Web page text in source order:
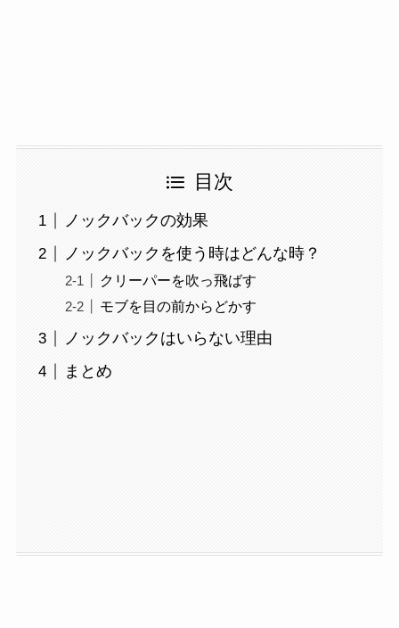
目次
ノックバックの効果
ノックバックを使う時はどんな時？
クリーパーを吹っ飛ばす
モブを目の前からどかす
ノックバックはいらない理由
まとめ